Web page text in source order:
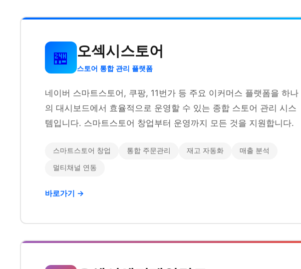
🏪 오섹시스토어
스토어 통합 관리 플랫폼
네이버 스마트스토어, 쿠팡, 11번가 등 주요 이커머스 플랫폼을 하나
의 대시보드에서 효율적으로 운영할 수 있는 종합 스토어 관리 시스
템입니다. 스마트스토어 창업부터 운영까지 모든 것을 지원합니다.
스마트스토어 창업 통합 주문관리 재고 자동화 매출 분석
멀티채널 연동
바로가기 →